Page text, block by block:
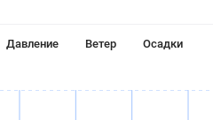
Давление Ветер Осадки